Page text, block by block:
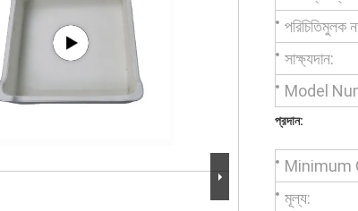
পরিচিতিমুলক
সাক্ষ্যদান:
Model
প্রদান:
Minimum
মূল্য: